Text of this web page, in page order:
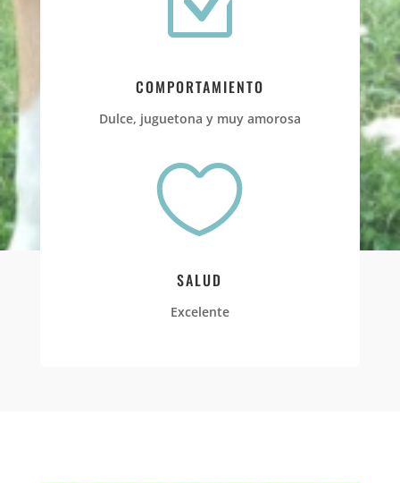
COMPORTAMIENTO
Dulce, juguetona y muy amorosa

SALUD
Excelente